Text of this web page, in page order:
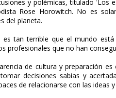
y polémicas, titulado 'Los
Rose Horowitch. No es
del planeta.
es tan terrible que el mundo
profesionales que no han
de cultura y preparación
decisiones sabias y
de relacionarse con las ideas